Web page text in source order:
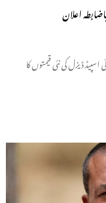
اعلان
ڈیزل کی نئی قیمتوں کا